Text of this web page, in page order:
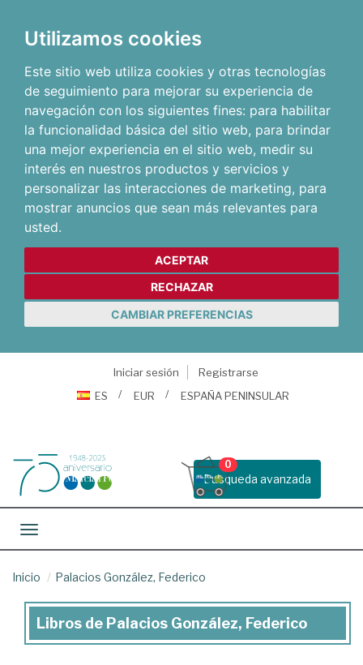
Utilizamos cookies
Este sitio web utiliza cookies y otras tecnologías
de seguimiento para mejorar su experiencia de
navegación con los siguientes fines: para habilitar
la funcionalidad básica del sitio web, para brindar
una mejor experiencia en el sitio web, medir su
interés en nuestros productos y servicios y
personalizar las interacciones de marketing, para
mostrar anuncios que sean más relevantes para
usted.
ACEPTAR
RECHAZAR
CAMBIAR PREFERENCIAS
Iniciar sesión
Registrarse
ES
EUR ESPAÑA PENINSULAR
Busqueda avanzada
0
Toggle navigation
Inicio Palacios González, Federico
Libros
Libros de Palacios González, Federico